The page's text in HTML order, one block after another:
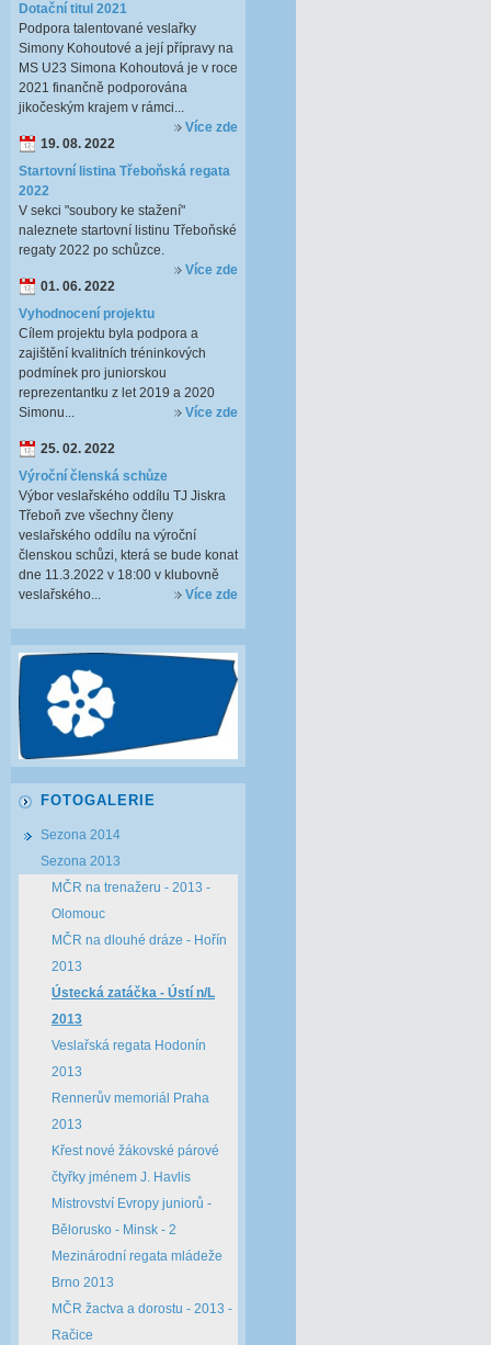
Dotační titul 2021
Podpora talentované veslařky
Simony Kohoutové a její přípravy na
MS U23 Simona Kohoutová je v roce
2021 finančně podporována
jikočeským krajem v rámci...
Více zde
19. 08. 2022
Startovní listina Třeboňská regata
2022
V sekci "soubory ke stažení"
naleznete startovní listinu Třeboňské
regaty 2022 po schůzce.
Více zde
01. 06. 2022
Vyhodnocení projektu
Cílem projektu byla podpora a
zajištění kvalitních tréninkových
podmínek pro juniorskou
reprezentantku z let 2019 a 2020
Simonu...
Více zde
25. 02. 2022
Výroční členská schůze
Výbor veslařského oddílu TJ Jiskra
Třeboň zve všechny členy
veslařského oddílu na výroční
členskou schůzi, která se bude konat
dne 11.3.2022 v 18:00 v klubovně
veslařského...
Více zde
FOTOGALERIE
Sezona 2014
Sezona 2013
MČR na trenažeru - 2013 -
Olomouc
MČR na dlouhé dráze - Hořín
2013
Ústecká zatáčka - Ústí n/L
2013
Veslařská regata Hodonín
2013
Rennerův memoriál Praha
2013
Křest nové žákovské párové
čtyřky jménem J. Havlis
Mistrovství Evropy juniorů -
Bělorusko - Minsk - 2
Mezinárodní regata mládeže
Brno 2013
MČR žactva a dorostu - 2013 -
Račice